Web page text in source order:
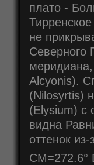
плато -
не
Северного
Alcyonis).
(Nilosyrtis)
(Elysium) с
видна
оттенок
CM=272.6°